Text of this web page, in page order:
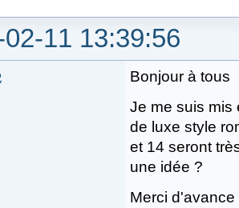
11 13:39:56
Bonjour à tous
Je me suis mis
de luxe style
et 14 seront
une idée ?
Merci